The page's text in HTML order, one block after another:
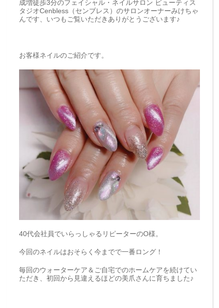
成増徒歩3分のフェイシャル・ネイルサロン ビューティス
タジオCenbless（センブレス）のサロンオーナーみけちゃ
んです、いつもご覧いただきありがとうございます♪
お客様ネイルのご紹介です。
40代会社員でいらっしゃるリピーターのO様。
今回のネイルはおそらく今までで一番ロング！
毎回のウォーターケア＆ご自宅でのホームケアを続けてい
ただき、初回から見違えるほどの美爪さんに育ちました♪